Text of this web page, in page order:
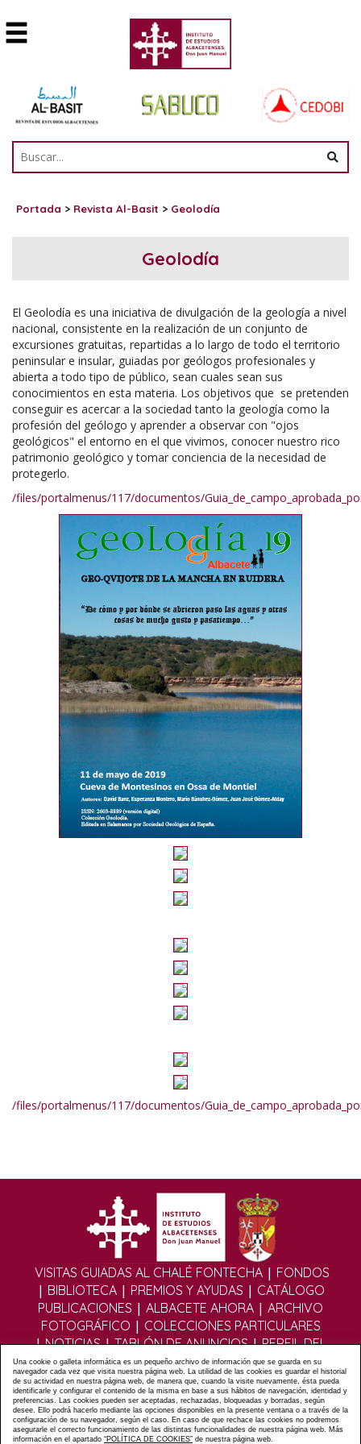
Portada > Revista Al-Basit > Geolodía
Geolodía
El Geolodía es una iniciativa de divulgación de la geología a nivel
nacional, consistente en la realización de un conjunto de
excursiones gratuitas, repartidas a lo largo de todo el territorio
peninsular e insular, guiadas por geólogos profesionales y
abierta a todo tipo de público, sean cuales sean sus
conocimientos en esta materia. Los objetivos que se pretenden
conseguir es acercar a la sociedad tanto la geología como la
profesión del geólogo y aprender a observar con "ojos
geológicos" el entorno en el que vivimos, conocer nuestro rico
patrimonio geológico y tomar conciencia de la necesidad de
protegerlo.
/files/portalmenus/117/documentos/
/files/portalmenus/117/documentos/
VISITAS GUIADAS AL CHALÉ FONTECHA | FONDOS
| BIBLIOTECA| PREMIOS Y AYUDAS | CATÁLOGO
PUBLICACIONES | ALBACETE AHORA | ARCHIVO
FOTOGRÁFICO | COLECCIONES PARTICULARES
|NOTICIAS|TABLÓN DE ANUNCIOS|PERFIL DEL
CONTRATANTE|EDITORIAL DIGITAL|MULTIMEDIA
|FOROS|FORMULARIO DE CONTACTO|POLÍTICA
PRIVACIDAD|POLÍTICA COOKIES|AVISO LEGAL
|ÁLBUMES|ASOCIACIÓN DE AMIGOS DEL IEA|MAPA
WEB
Una cookie o galleta informática es un pequeño archivo de información que se guarda en su
navegador cada vez que visita nuestra página web. La utilidad de las cookies es guardar el historial
de su actividad en nuestra página web, de manera que, cuando la visite nuevamente, ésta pueda
identificarle y configurar el contenido de la misma en base a sus hábitos de navegación, identidad y
preferencias. Las cookies pueden ser aceptadas, rechazadas, bloqueadas y borradas, según
desee. Ello podrá hacerlo mediante las opciones disponibles en la presente ventana o a través de la
configuración de su navegador, según el caso. En caso de que rechace las cookies no podremos
asegurarle el correcto funcionamiento de las distintas funcionalidades de nuestra página web. Más
información en el apartado “POLÍTICA DE COOKIES” de nuestra página web.